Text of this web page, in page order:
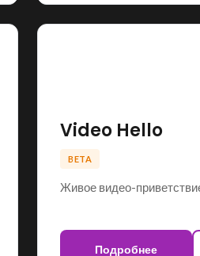
Category
Infinit scrolling
Video Hello
BETA
Живое видео-
Подробнее